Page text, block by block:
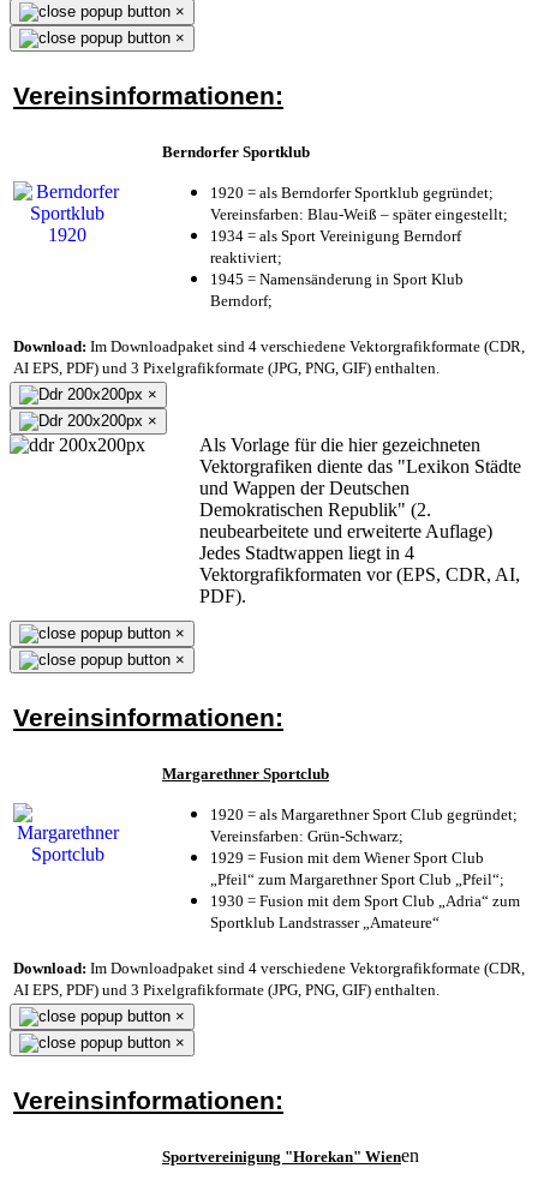
×
×
Vereinsinformationen:
Berndorfer Sportklub
1920 = als Berndorfer Sportklub gegründet;
Vereinsfarben: Blau-Weiß – später eingestellt;
1934 = als Sport Vereinigung Berndorf
reaktiviert;
1945 = Namensänderung in Sport Klub
Berndorf;
Download: Im Downloadpaket sind 4 verschiedene Vektorgrafikformate (CDR,
AI EPS, PDF) und 3 Pixelgrafikformate (JPG, PNG, GIF) enthalten.
×
×
Als Vorlage für die hier gezeichneten
Vektorgrafiken diente das "Lexikon Städte
und Wappen der Deutschen
Demokratischen Republik" (2.
neubearbeitete und erweiterte Auflage)
Jedes Stadtwappen liegt in 4
Vektorgrafikformaten vor (EPS, CDR, AI,
PDF).
×
×
Vereinsinformationen:
Margarethner Sportclub
1920 = als Margarethner Sport Club gegründet;
Vereinsfarben: Grün-Schwarz;
1929 = Fusion mit dem Wiener Sport Club
„Pfeil“ zum Margarethner Sport Club „Pfeil“;
1930 = Fusion mit dem Sport Club „Adria“ zum
Sportklub Landstrasser „Amateure“
Download: Im Downloadpaket sind 4 verschiedene Vektorgrafikformate (CDR,
AI EPS, PDF) und 3 Pixelgrafikformate (JPG, PNG, GIF) enthalten.
×
×
Vereinsinformationen:
Sportvereinigung "Horekan" Wienen